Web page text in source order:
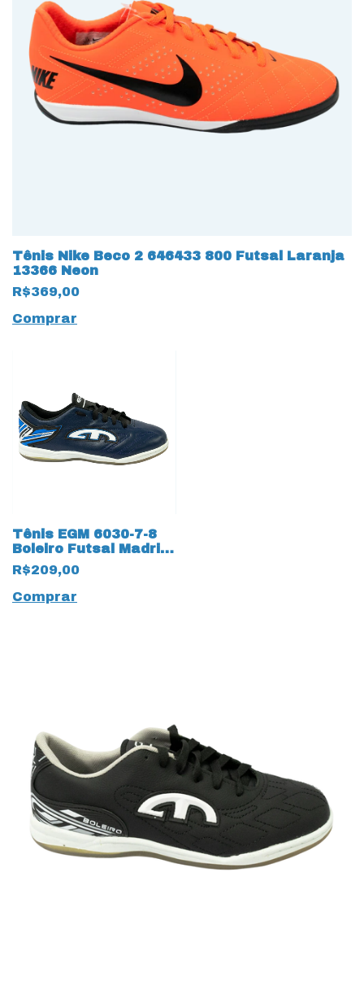
Tênis Nike Beco 2 646433 800 Futsal Laranja
13366 Neon
R$369,00
Comprar
Tênis EGM 6030-7-8
Boleiro Futsal Madri
em Couro Legítimo
Marinho
R$209,00
Comprar